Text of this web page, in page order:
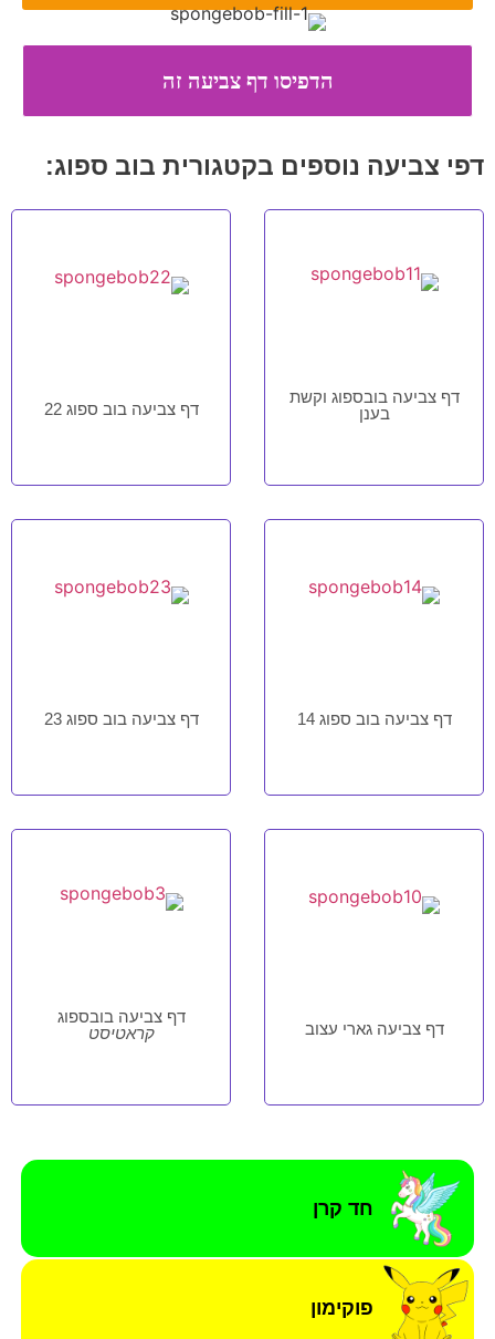
חד קרן
פוקימון
דפי צביעה נוספים בקטגורית בוב ספוג:
דף צביעה בובספוג וקשת
בענן
דף צביעה בוב ספוג 22
דף צביעה בוב ספוג 14 דף צביעה בוב ספוג 23
דף צביעה גארי עצוב
דף צביעה בובספוג
קראטיסט